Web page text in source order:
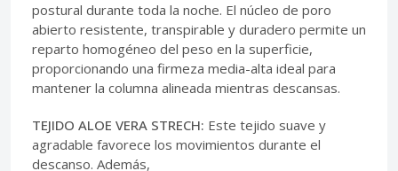
postural durante toda la noche. El núcleo de poro
abierto resistente, transpirable y duradero permite un
reparto homogéneo del peso en la superficie,
proporcionando una firmeza media-alta ideal para
mantener la columna alineada mientras descansas.
TEJIDO ALOE VERA STRECH: Este tejido suave y
agradable favorece los movimientos durante el
descanso. Además,